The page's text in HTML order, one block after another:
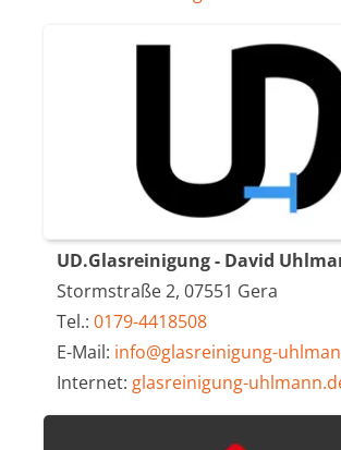
UD.Glasreinigung - David
Stormstraße 2, 07551 Gera
Tel.:0179-4418508
E-Mail: info@glasreinigung-
Internet:glasreinigung-